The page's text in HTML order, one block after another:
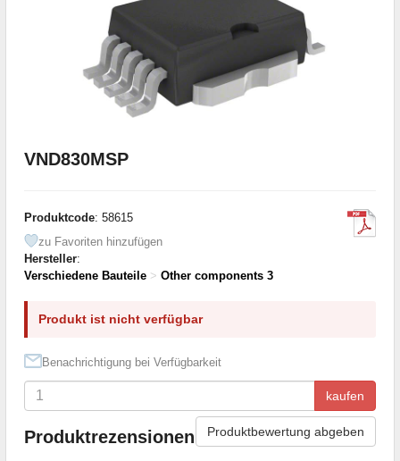
VND830MSP
Produktcode: 58615
zu Favoriten hinzufügen
Hersteller:
Verschiedene Bauteile > Other components 3
Produkt ist nicht verfügbar
Benachrichtigung bei Verfügbarkeit
kaufen
Produktrezensionen Produktbewertung abgeben